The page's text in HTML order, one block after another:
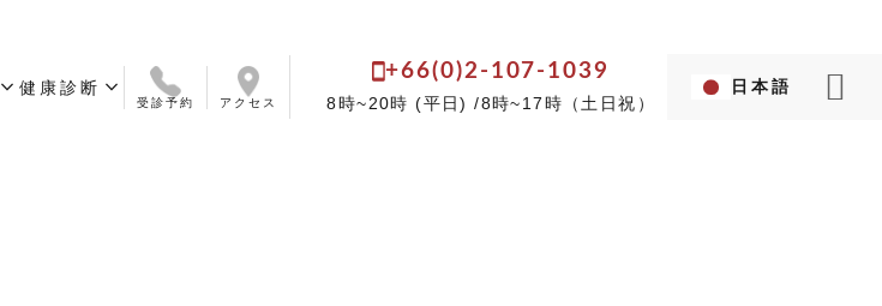
expand_more健康診断 expand_more
受診予約 アクセス
+66(0)2-107-1039
8時~20時 (平日) /8時~17時（土日祝）
Language...
日本語